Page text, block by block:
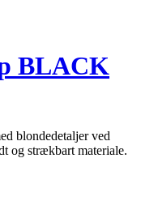
BLACK
blondedetaljer ved
og strækbart materiale.